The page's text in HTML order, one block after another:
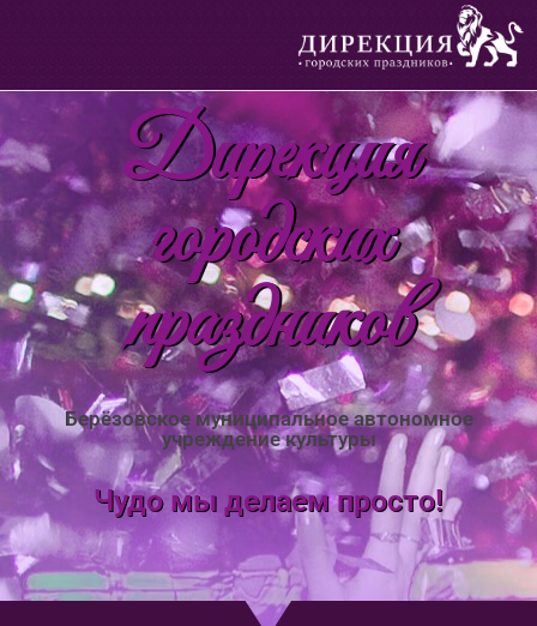
Дирекция
городских
праздников
Берёзовское муниципальное автономное
учреждение культуры
Чудо мы делаем просто!